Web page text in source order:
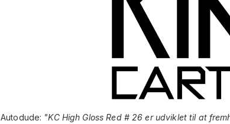
Autodude: "KC High Gloss Red # 26 er udviklet til at